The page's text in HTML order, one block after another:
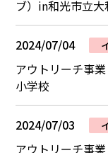
ブ）in和光市立大
2024/07/04
アウトリーチ事
小学校
2024/07/03
アウトリーチ事